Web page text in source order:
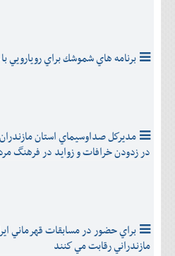
برنامه هاي شموشك براي رويارويي
مديركل صداوسيماي استان
در زدودن خرافات و زوايد در فرهنگ
مازندراني رقابت مي كنند